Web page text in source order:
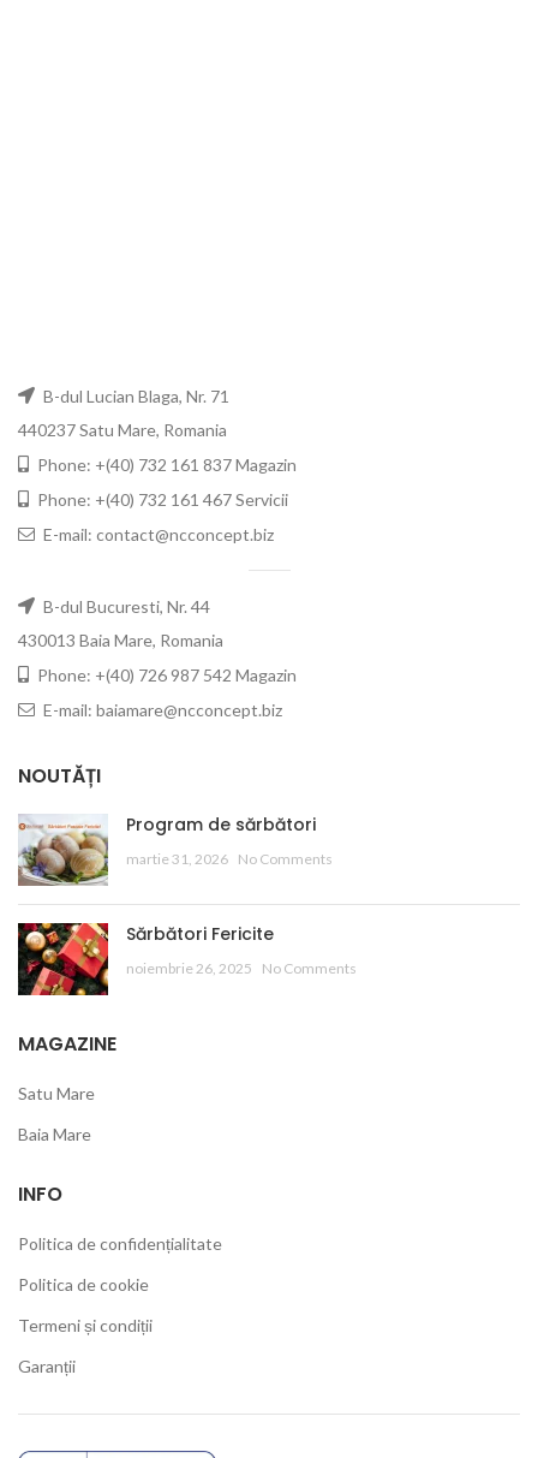
B-dul Lucian Blaga, Nr. 71
440237 Satu Mare, Romania
Phone: +(40) 732 161 837 Magazin
Phone: +(40) 732 161 467 Servicii
E-mail: contact@ncconcept.biz
B-dul Bucuresti, Nr. 44
430013 Baia Mare, Romania
Phone: +(40) 726 987 542 Magazin
E-mail: baiamare@ncconcept.biz
NOUTĂȚI
Program de sărbători
martie 31, 2026 No Comments
Sărbători Fericite
noiembrie 26, 2025 No Comments
MAGAZINE
Satu Mare
Baia Mare
INFO
Politica de confidențialitate
Politica de cookie
Termeni și condiții
Garanții